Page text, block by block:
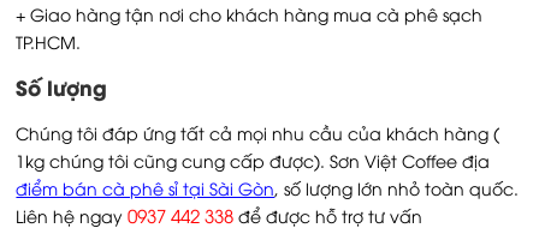
+ Giao hàng tận nơi cho khách hàng mua cà phê sạch
TP.HCM.
Số lượng
Chúng tôi đáp ứng tất cả mọi nhu cầu của khách hàng (
1kg chúng tôi cũng cung cấp được). Sơn Việt Coffee địa
điểm bán cà phê sỉ tại Sài Gòn , số lượng lớn nhỏ toàn quốc.
Liên hệ ngay0937 442 338 để được hỗ trợ tư vấn